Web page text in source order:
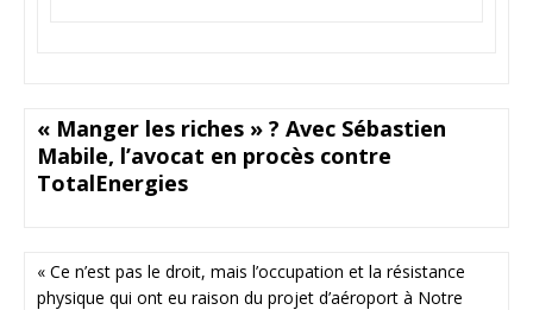
« Manger les riches » ? Avec Sébastien
Mabile, l’avocat en procès contre
TotalEnergies
« Ce n’est pas le droit, mais l’occupation et la résistance
physique qui ont eu raison du projet d’aéroport à Notre